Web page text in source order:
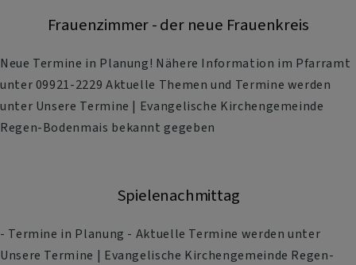
Frauenzimmer - der neue Frauenkreis
Neue Termine in Planung! Nähere Information im Pfarramt
unter 09921-2229 Aktuelle Themen und Termine werden
unter Unsere Termine | Evangelische Kirchengemeinde
Regen-Bodenmais bekannt gegeben
Spielenachmittag
- Termine in Planung - Aktuelle Termine werden unter
Unsere Termine | Evangelische Kirchengemeinde Regen-